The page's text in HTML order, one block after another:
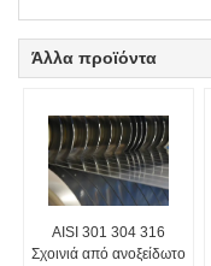
Άλλα προϊόντα
AISI 301 304 316
Σχοινιά από ανοξείδωτο